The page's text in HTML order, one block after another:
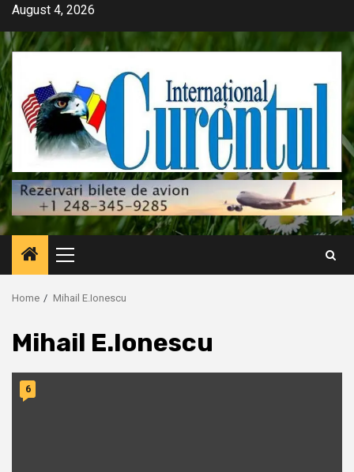
Skip
content
August 4, 2026
Primary
Menu
Home Mihail E.Ionescu
Mihail E.Ionescu
6